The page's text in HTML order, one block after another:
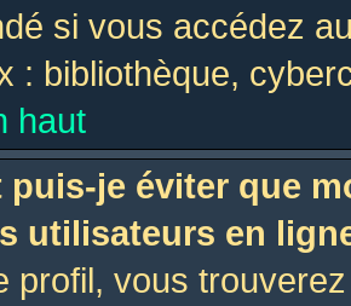
si vous accédez
: bibliothèque,
haut
puis-je éviter que
utilisateurs en
profil, vous